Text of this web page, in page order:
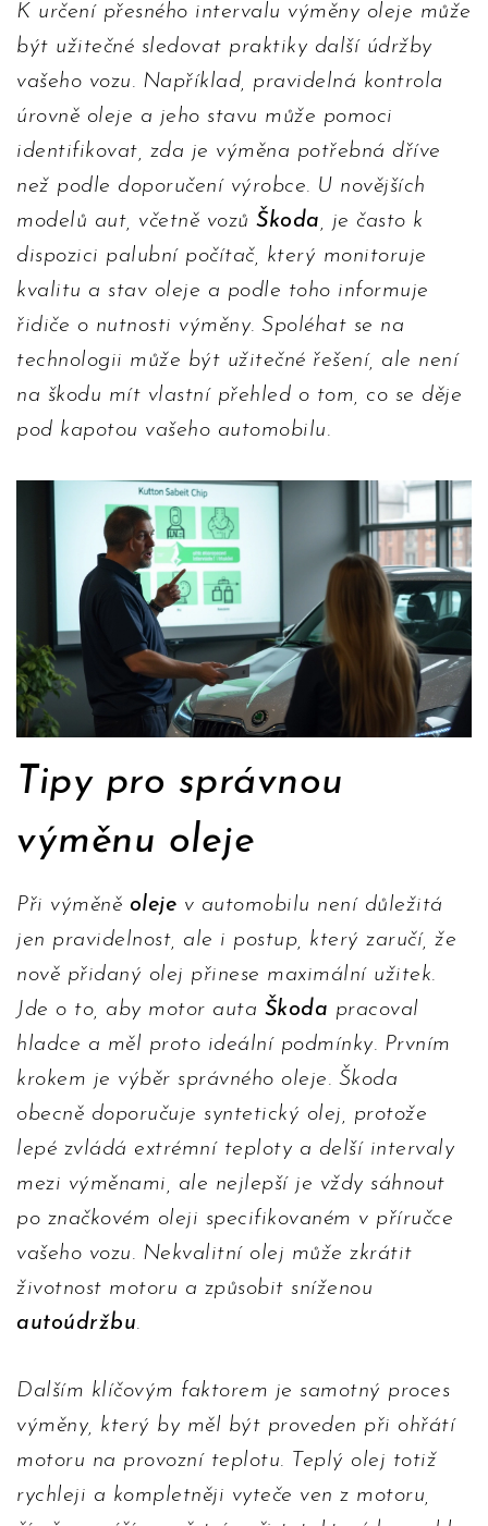
K určení přesného intervalu výměny oleje může
být užitečné sledovat praktiky další údržby
vašeho vozu. Například, pravidelná kontrola
úrovně oleje a jeho stavu může pomoci
identifikovat, zda je výměna potřebná dříve
než podle doporučení výrobce. U novějších
modelů aut, včetně vozů Škoda , je často k
dispozici palubní počítač, který monitoruje
kvalitu a stav oleje a podle toho informuje
řidiče o nutnosti výměny. Spoléhat se na
technologii může být užitečné řešení, ale není
na škodu mít vlastní přehled o tom, co se děje
pod kapotou vašeho automobilu.
Tipy pro správnou
výměnu oleje
Při výměně oleje v automobilu není důležitá
jen pravidelnost, ale i postup, který zaručí, že
nově přidaný olej přinese maximální užitek.
Jde o to, aby motor auta Škoda pracoval
hladce a měl proto ideální podmínky. Prvním
krokem je výběr správného oleje. Škoda
obecně doporučuje syntetický olej, protože
lepé zvládá extrémní teploty a delší intervaly
mezi výměnami, ale nejlepší je vždy sáhnout
po značkovém oleji specifikovaném v příručce
vašeho vozu. Nekvalitní olej může zkrátit
životnost motoru a způsobit sníženou
autoúdržbu.
Dalším klíčovým faktorem je samotný proces
výměny, který by měl být proveden při ohřátí
motoru na provozní teplotu. Teplý olej totiž
rychleji a kompletněji vyteče ven z motoru,